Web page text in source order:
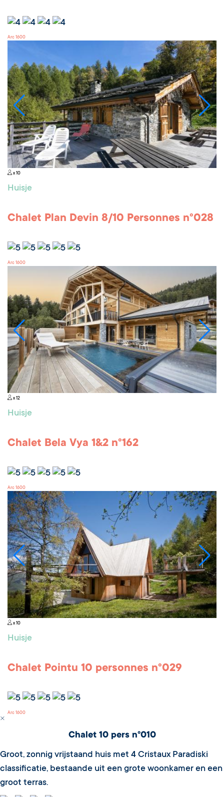
Arc 1600
x 10
Huisje
Chalet Plan Devin 8/10 Personnes n°028
Arc 1600
x 12
Huisje
Chalet Bela Vya 1&2 n°162
Arc 1600
x 10
Huisje
Chalet Pointu 10 personnes n°029
Arc 1600
Chalet 10 pers n°010
Groot, zonnig vrijstaand huis met 4 Cristaux Paradiski
classificatie, bestaande uit een grote woonkamer en een
groot terras.